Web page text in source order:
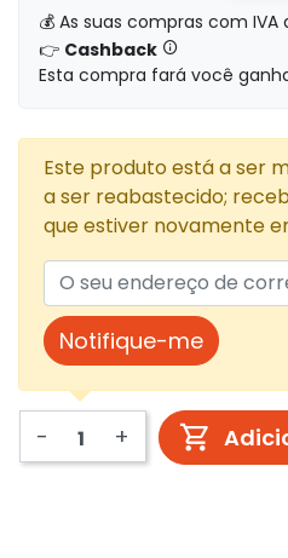
0,00 €
💰 As suas compras com IVA
👉 Cashback
Esta compra fará você
Este produto está a ser
a ser reabastecido;
que estiver novamente
Notifique-me
- +